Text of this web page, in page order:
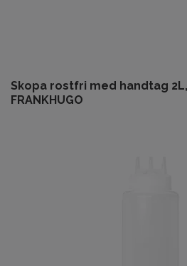
Skopa rostfri med handtag
FRANKHUGO